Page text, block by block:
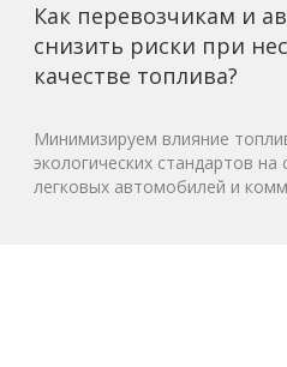
Как перевозчикам и
снизить риски при
качестве топлива?
Минимизируем влияние
экологических стандартов
легковых автомобилей и